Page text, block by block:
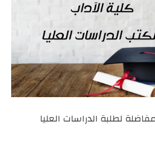
لطلبة الدراسات العليا